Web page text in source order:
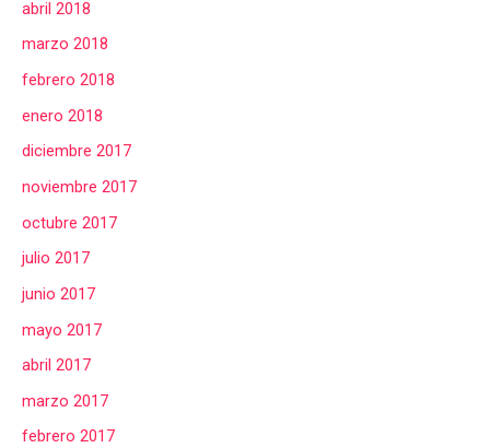
abril 2018
marzo 2018
febrero 2018
enero 2018
diciembre 2017
noviembre 2017
octubre 2017
julio 2017
junio 2017
mayo 2017
abril 2017
marzo 2017
febrero 2017